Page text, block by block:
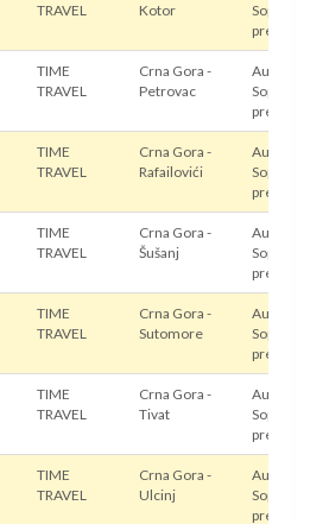
TRAVEL
Kotor
prevoz
TIME
TRAVEL
Crna Gora -
Petrovac
Autobus,
prevoz
TIME
TRAVEL
Crna Gora -
Rafailovići
Autobus,
prevoz
TIME
TRAVEL
Crna Gora -
Šušanj
Autobus,
prevoz
TIME
TRAVEL
Crna Gora -
Sutomore
Autobus,
prevoz
TIME
TRAVEL
Crna Gora -
Tivat
Autobus,
prevoz
TIME
TRAVEL
Crna Gora -
Ulcinj
Autobus,
prevoz